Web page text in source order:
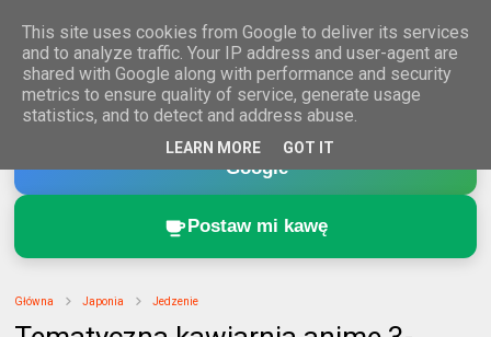
Dodaj Animeholik.pl do ulubionych źródeł w
Google
Postaw mi kawę
Główna Japonia Jedzenie
This site uses cookies from Google to deliver its services
and to analyze traffic. Your IP address and user-agent are
shared with Google along with performance and security
metrics to ensure quality of service, generate usage
statistics, and to detect and address abuse.
LEARN MORE GOT IT